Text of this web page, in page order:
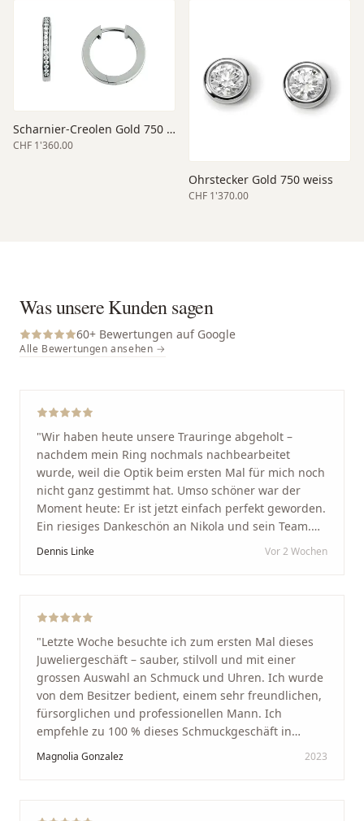
Scharnier-Creolen Gold 750 weiss
CHF 1'360.00
Ohrstecker Gold 750 weiss
CHF 1'370.00
Was unsere Kunden sagen
60+ Bewertungen auf Google
Alle Bewertungen ansehen →
"Wir haben heute unsere Trauringe abgeholt –
nachdem mein Ring nochmals nachbearbeitet
wurde, weil die Optik beim ersten Mal für mich noch
nicht ganz gestimmt hat. Umso schöner war der
Moment heute: Er ist jetzt einfach perfekt geworden.
Ein riesiges Dankeschön an Nikola und sein Team.
Vom ersten Termin an wurden wir jedes Mal
Arbeit und seine Kunden wirklich am Herzen liegen.
Service und echte Herzlichkeit schätzt, ist hier genau
richtig."
Dennis Linke Vor 2 Wochen
"Letzte Woche besuchte ich zum ersten Mal dieses
Juweliergeschäft – sauber, stilvoll und mit einer
grossen Auswahl an Schmuck und Uhren. Ich wurde
von dem Besitzer bedient, einem sehr freundlichen,
fürsorglichen und professionellen Mann. Ich
empfehle zu 100 % dieses Schmuckgeschäft in
Schaffhausen. Ich selbst war sehr zufrieden und
glücklich mit der Behandlung. Ich danke Ihnen – ich
Magnolia Gonzalez 2023